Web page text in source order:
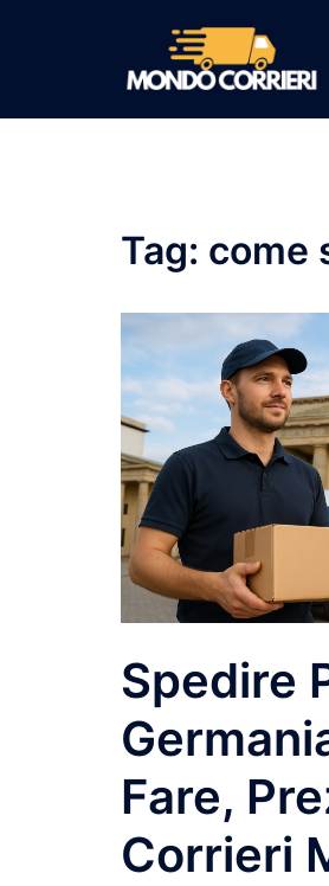
Tag: come
Spedire
Fare,
Corrieri